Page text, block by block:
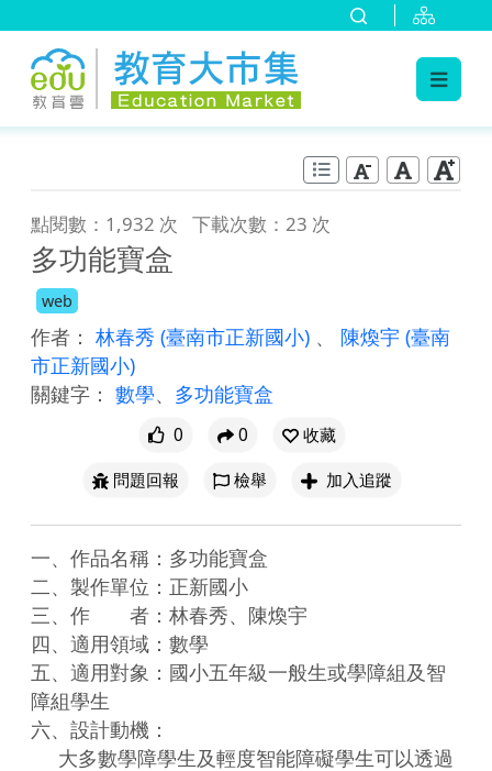
點閱數：1,932 次 下載次數：23 次
多功能寶盒
web
作者： 林春秀 (臺南市正新國小) 、 陳煥宇 (臺南
市正新國小)
關鍵字： 數學、 多功能寶盒
0 0
收藏
問題回報
檢舉 加入追蹤
一、作品名稱：多功能寶盒
二、製作單位：正新國小
三、作　　者：林春秀、陳煥宇
四、適用領域：數學
五、適用對象：國小五年級一般生或學障組及智
障組學生
六、設計動機：